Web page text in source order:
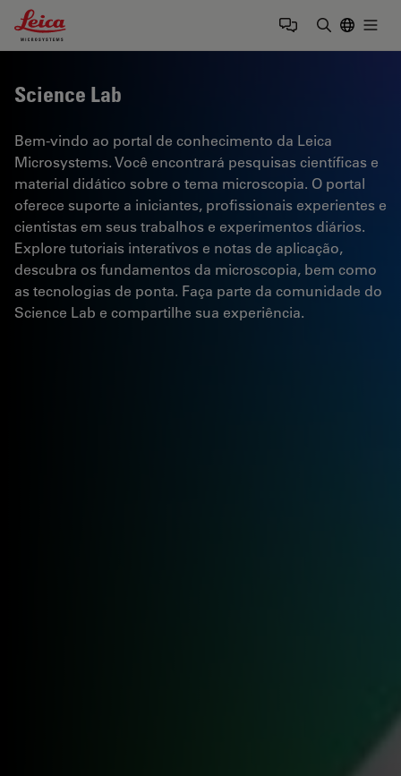
Leica Microsystems Logo
Science Lab
Bem-vindo ao portal de conhecimento da Leica
Microsystems. Você encontrará pesquisas científicas e
material didático sobre o tema microscopia. O portal
oferece suporte a iniciantes, profissionais experientes e
cientistas em seus trabalhos e experimentos diários.
Explore tutoriais interativos e notas de aplicação,
descubra os fundamentos da microscopia, bem como
as tecnologias de ponta. Faça parte da comunidade do
Science Lab e compartilhe sua experiência.